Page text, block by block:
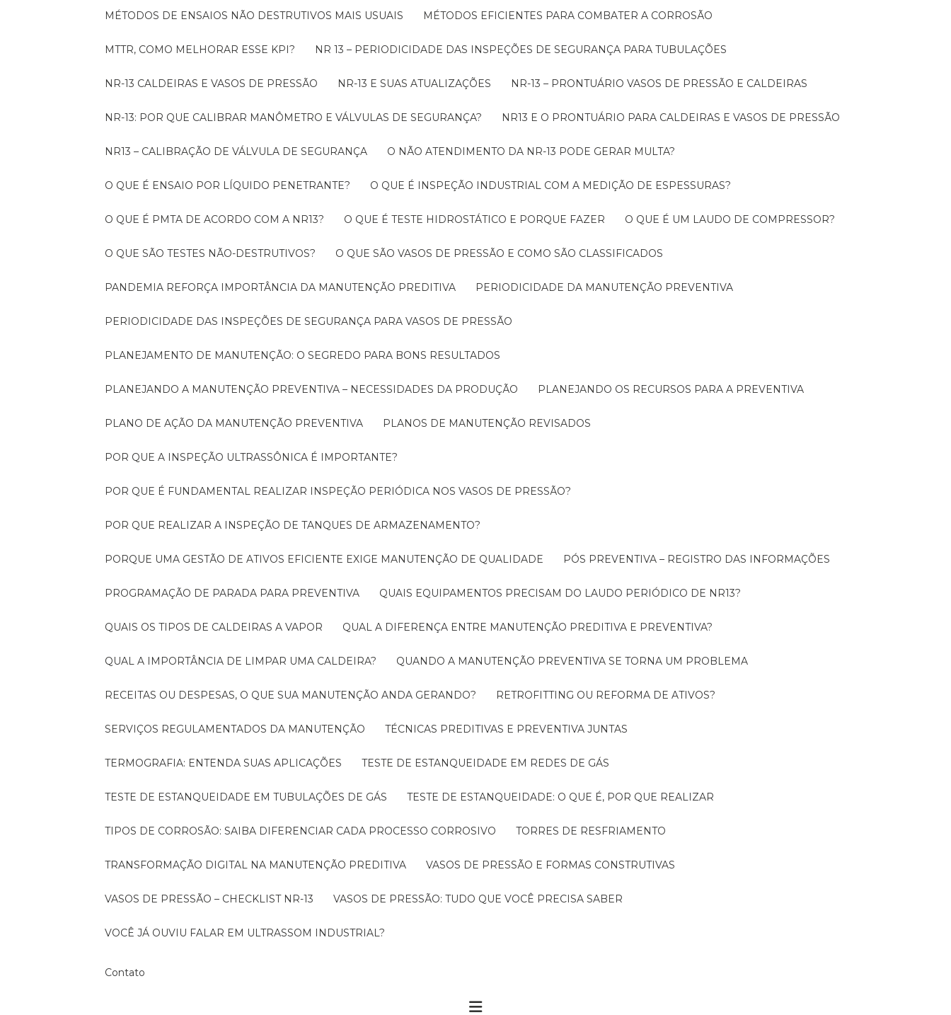
MÉTODOS DE ENSAIOS NÃO DESTRUTIVOS MAIS USUAIS MÉTODOS EFICIENTES PARA COMBATER A CORROSÃO
MTTR, COMO MELHORAR ESSE KPI? NR 13 – PERIODICIDADE DAS INSPEÇÕES DE SEGURANÇA PARA TUBULAÇÕES
NR-13 CALDEIRAS E VASOS DE PRESSÃO NR-13 E SUAS ATUALIZAÇÕES NR-13 – PRONTUÁRIO VASOS DE PRESSÃO E CALDEIRAS
NR-13: POR QUE CALIBRAR MANÔMETRO E VÁLVULAS DE SEGURANÇA? NR13 E O PRONTUÁRIO PARA CALDEIRAS E VASOS DE PRESSÃO
NR13 – CALIBRAÇÃO DE VÁLVULA DE SEGURANÇA O NÃO ATENDIMENTO DA NR-13 PODE GERAR MULTA?
O QUE É ENSAIO POR LÍQUIDO PENETRANTE? O QUE É INSPEÇÃO INDUSTRIAL COM A MEDIÇÃO DE ESPESSURAS?
O QUE É PMTA DE ACORDO COM A NR13? O QUE É TESTE HIDROSTÁTICO E PORQUE FAZER O QUE É UM LAUDO DE COMPRESSOR?
O QUE SÃO TESTES NÃO-DESTRUTIVOS? O QUE SÃO VASOS DE PRESSÃO E COMO SÃO CLASSIFICADOS
PANDEMIA REFORÇA IMPORTÂNCIA DA MANUTENÇÃO PREDITIVA PERIODICIDADE DA MANUTENÇÃO PREVENTIVA
PERIODICIDADE DAS INSPEÇÕES DE SEGURANÇA PARA VASOS DE PRESSÃO
PLANEJAMENTO DE MANUTENÇÃO: O SEGREDO PARA BONS RESULTADOS
PLANEJANDO A MANUTENÇÃO PREVENTIVA – NECESSIDADES DA PRODUÇÃO PLANEJANDO OS RECURSOS PARA A PREVENTIVA
PLANO DE AÇÃO DA MANUTENÇÃO PREVENTIVA PLANOS DE MANUTENÇÃO REVISADOS
POR QUE A INSPEÇÃO ULTRASSÔNICA É IMPORTANTE?
POR QUE É FUNDAMENTAL REALIZAR INSPEÇÃO PERIÓDICA NOS VASOS DE PRESSÃO?
POR QUE REALIZAR A INSPEÇÃO DE TANQUES DE ARMAZENAMENTO?
PORQUE UMA GESTÃO DE ATIVOS EFICIENTE EXIGE MANUTENÇÃO DE QUALIDADE PÓS PREVENTIVA – REGISTRO DAS INFORMAÇÕES
PROGRAMAÇÃO DE PARADA PARA PREVENTIVA QUAIS EQUIPAMENTOS PRECISAM DO LAUDO PERIÓDICO DE NR13?
QUAIS OS TIPOS DE CALDEIRAS A VAPOR QUAL A DIFERENÇA ENTRE MANUTENÇÃO PREDITIVA E PREVENTIVA?
QUAL A IMPORTÂNCIA DE LIMPAR UMA CALDEIRA? QUANDO A MANUTENÇÃO PREVENTIVA SE TORNA UM PROBLEMA
RECEITAS OU DESPESAS, O QUE SUA MANUTENÇÃO ANDA GERANDO? RETROFITTING OU REFORMA DE ATIVOS?
SERVIÇOS REGULAMENTADOS DA MANUTENÇÃO TÉCNICAS PREDITIVAS E PREVENTIVA JUNTAS
TERMOGRAFIA: ENTENDA SUAS APLICAÇÕES TESTE DE ESTANQUEIDADE EM REDES DE GÁS
TESTE DE ESTANQUEIDADE EM TUBULAÇÕES DE GÁS TESTE DE ESTANQUEIDADE: O QUE É, POR QUE REALIZAR
TIPOS DE CORROSÃO: SAIBA DIFERENCIAR CADA PROCESSO CORROSIVO TORRES DE RESFRIAMENTO
TRANSFORMAÇÃO DIGITAL NA MANUTENÇÃO PREDITIVA VASOS DE PRESSÃO E FORMAS CONSTRUTIVAS
VASOS DE PRESSÃO – CHECKLIST NR-13 VASOS DE PRESSÃO: TUDO QUE VOCÊ PRECISA SABER
VOCÊ JÁ OUVIU FALAR EM ULTRASSOM INDUSTRIAL?
Contato